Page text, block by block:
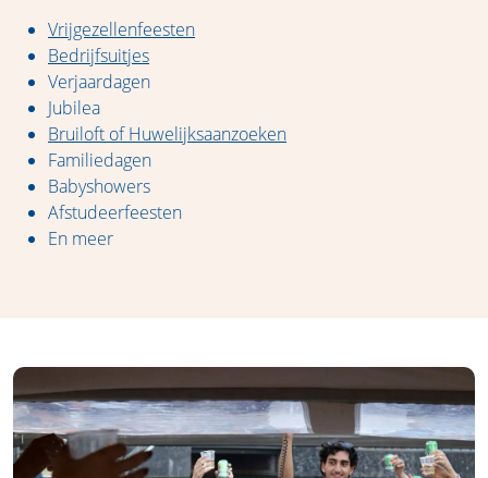
Vrijgezellenfeesten
Bedrijfsuitjes
Verjaardagen
Jubilea
Bruiloft of Huwelijksaanzoeken
Familiedagen
Babyshowers
Afstudeerfeesten
En meer